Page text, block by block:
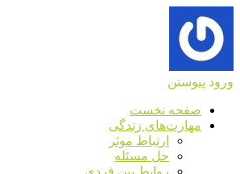
ورود پیوستن
صفحه نخست
مهارت‌های زندگی
ارتباط موثر
حل مسئله
روابط بین فردی